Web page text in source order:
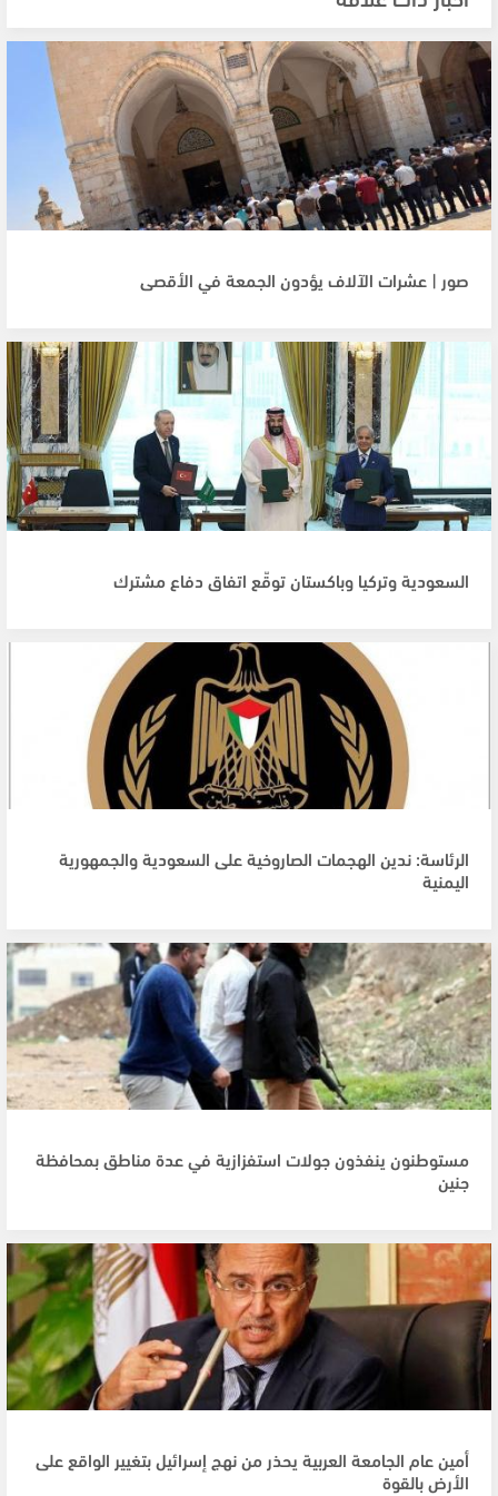
صور | عشرات الآلاف يؤدون الجمعة في الأقصى
السعودية وتركيا وباكستان توقّع اتفاق دفاع مشترك
الرئاسة: ندين الهجمات الصاروخية على السعودية والجمهورية
اليمنية
مستوطنون ينفذون جولات استفزازية في عدة مناطق بمحافظة
جنين
أمين عام الجامعة العربية يحذر من نهج إسرائيل بتغيير الواقع على
الأرض بالقوة